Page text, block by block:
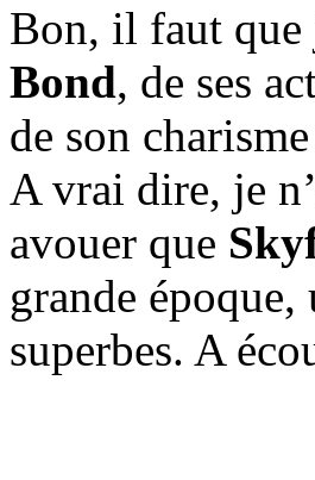
Bon, il faut que
Bond, de ses
de son
A vrai dire, je
avouer que
grande
superbes. A